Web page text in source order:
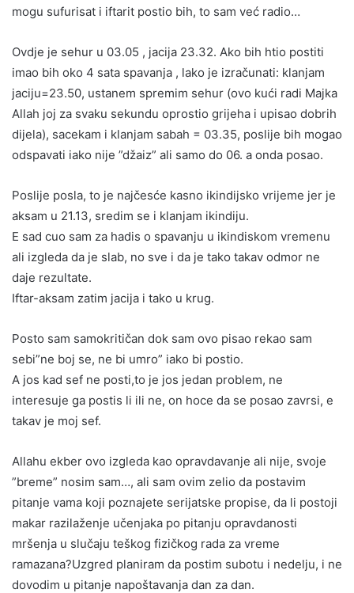
mogu sufurisat i iftarit postio bih, to sam već radio…
Ovdje je sehur u 03.05 , jacija 23.32. Ako bih htio postiti
imao bih oko 4 sata spavanja , lako je izračunati: klanjam
jaciju=23.50, ustanem spremim sehur (ovo kući radi Majka
Allah joj za svaku sekundu oprostio grijeha i upisao dobrih
dijela), sacekam i klanjam sabah = 03.35, poslije bih mogao
odspavati iako nije ”džaiz” ali samo do 06. a onda posao.
Poslije posla, to je najčesće kasno ikindijsko vrijeme jer je
aksam u 21.13, sredim se i klanjam ikindiju.
E sad cuo sam za hadis o spavanju u ikindiskom vremenu
ali izgleda da je slab, no sve i da je tako takav odmor ne
daje rezultate.
Iftar-aksam zatim jacija i tako u krug.
Posto sam samokritičan dok sam ovo pisao rekao sam
sebi”ne boj se, ne bi umro” iako bi postio.
A jos kad sef ne posti,to je jos jedan problem, ne
interesuje ga postis li ili ne, on hoce da se posao zavrsi, e
takav je moj sef.
Allahu ekber ovo izgleda kao opravdavanje ali nije, svoje
”breme” nosim sam…, ali sam ovim zelio da postavim
pitanje vama koji poznajete serijatske propise, da li postoji
makar razilaženje učenjaka po pitanju opravdanosti
mršenja u slučaju teškog fizičkog rada za vreme
ramazana?Uzgred planiram da postim subotu i nedelju, i ne
dovodim u pitanje napoštavanja dan za dan.